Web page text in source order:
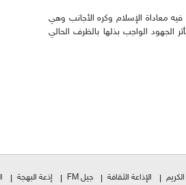
معاداة الإسلام وكره الأجانب وهي
الواجب بذلها بالظرف الحالي
الإذاعة الثقافة جيل FM إذعة البهجة